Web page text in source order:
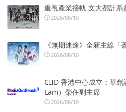
重視產業接軌 文大都計
2026/08/10
《無期迷途》全新主線「
2026/08/10
CIID 香港中心成立：華
Lam）榮任副主席
2026/08/10